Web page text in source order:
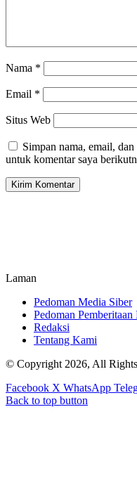
Nama *
Email *
Situs Web
Simpan nama, email,
untuk komentar saya
Laman
Pedoman Media Siber
Pedoman
Redaksi
Tentang Kami
© Copyright 2026, All Rights
Facebook X WhatsApp
Back to top button